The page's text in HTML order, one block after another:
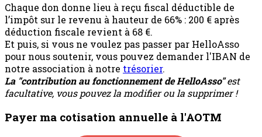
Chaque don donne lieu à reçu fiscal déductible de
l’impôt sur le revenu à hauteur de 66% : 200 € après
déduction fiscale revient à 68 €.
Et puis, si vous ne voulez pas passer par HelloAsso
pour nous soutenir, vous pouvez demander l'IBAN de
notre association à notre trésorier.
La "contribution au fonctionnement de HelloAsso"est
facultative, vous pouvez la modifier ou la supprimer !
Payer ma cotisation annuelle à l'AOTM